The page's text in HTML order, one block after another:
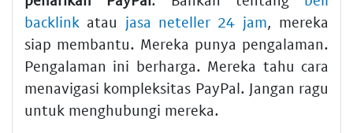
backlink atau jasa neteller 24 jam, mereka
siap membantu. Mereka punya pengalaman.
Pengalaman ini berharga. Mereka tahu cara
menavigasi kompleksitas PayPal. Jangan ragu
untuk menghubungi mereka.